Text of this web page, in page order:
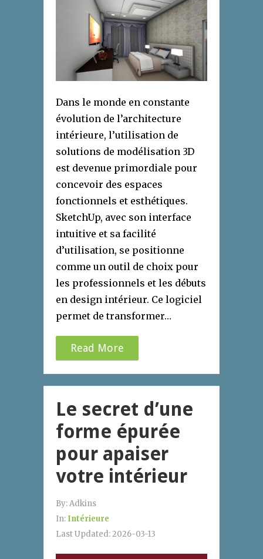
Dans le monde en constante
évolution de l’architecture
intérieure, l’utilisation de
solutions de modélisation 3D
est devenue primordiale pour
concevoir des espaces
fonctionnels et esthétiques.
SketchUp, avec son interface
intuitive et sa facilité
d’utilisation, se positionne
comme un outil de choix pour
les professionnels et les débuts
en design intérieur. Ce logiciel
permet de transformer…
Read More
Le secret d’une
forme épurée
pour apaiser
votre intérieur
By:Adkins
In: Intérieure
Last Updated:2026-03-13